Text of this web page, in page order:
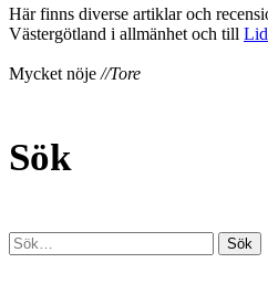
Här finns diverse artiklar och
Västergötland i allmänhet och till
Mycket nöje //Tore
Sök